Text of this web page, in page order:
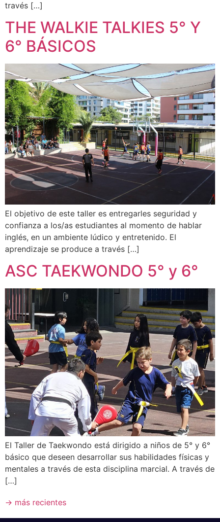
través […]
THE WALKIE TALKIES 5° Y
6° BÁSICOS
El objetivo de este taller es entregarles seguridad y
confianza a los/as estudiantes al momento de hablar
inglés, en un ambiente lúdico y entretenido. El
aprendizaje se produce a través […]
ASC TAEKWONDO 5° y 6°
El Taller de Taekwondo está dirigido a niños de 5° y 6°
básico que deseen desarrollar sus habilidades físicas y
mentales a través de esta disciplina marcial. A través de
[…]
→ más recientes